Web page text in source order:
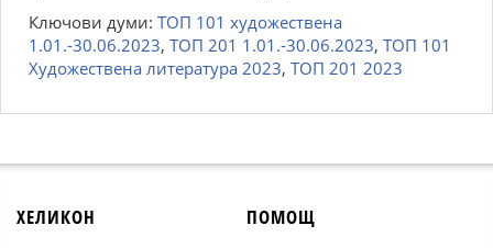
Ключови думи: ТОП 101 художествена
1.01.-30.06.2023, ТОП 201 1.01.-30.06.2023, ТОП 101
Художествена литература 2023, ТОП 201 2023
ХЕЛИКОН ПОМОЩ